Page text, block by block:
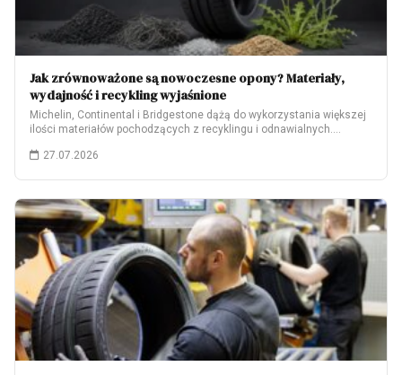
Jak zrównoważone są nowoczesne opony? Materiały,
wydajność i recykling wyjaśnione
Michelin, Continental i Bridgestone dążą do wykorzystania większej
ilości materiałów pochodzących z recyklingu i odnawialnych.…
27.07.2026